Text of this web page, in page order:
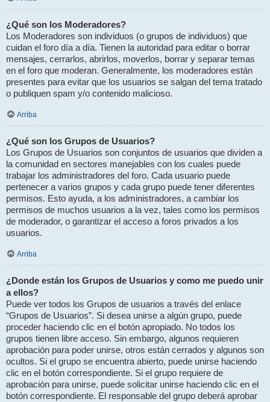
¿Qué son los Moderadores?
Los Moderadores son individuos (o grupos de individuos) que
cuidan el foro día a día. Tienen la autoridad para editar o borrar
mensajes, cerrarlos, abrirlos, moverlos, borrar y separar temas
en el foro que moderan. Generalmente, los moderadores están
presentes para evitar que los usuarios se salgan del tema tratado
o publiquen spam y/o contenido malicioso.
Arriba
¿Qué son los Grupos de Usuarios?
Los Grupos de Usuarios son conjuntos de usuarios que dividen a
la comunidad en sectores manejables con los cuales puede
trabajar los administradores del foro. Cada usuario puede
pertenecer a varios grupos y cada grupo puede tener diferentes
permisos. Esto ayuda, a los administradores, a cambiar los
permisos de muchos usuarios a la vez, tales como los permisos
de moderador, o garantizar el acceso a foros privados a los
usuarios.
Arriba
¿Donde están los Grupos de Usuarios y como me puedo unir
a ellos?
Puede ver todos los Grupos de usuarios a través del enlace
“Grupos de Usuarios”. Si desea unirse a algún grupo, puede
proceder haciendo clic en el botón apropiado. No todos los
grupos tienen libre acceso. Sin embargo, algunos requieren
aprobación para poder unirse, otros están cerrados y algunos son
ocultos. Si el grupo se encuentra abierto, puede unirse haciendo
clic en el botón correspondiente. Si el grupo requiere de
aprobación para unirse, puede solicitar unirse haciendo clic en el
botón correspondiente. El responsable del grupo deberá aprobar